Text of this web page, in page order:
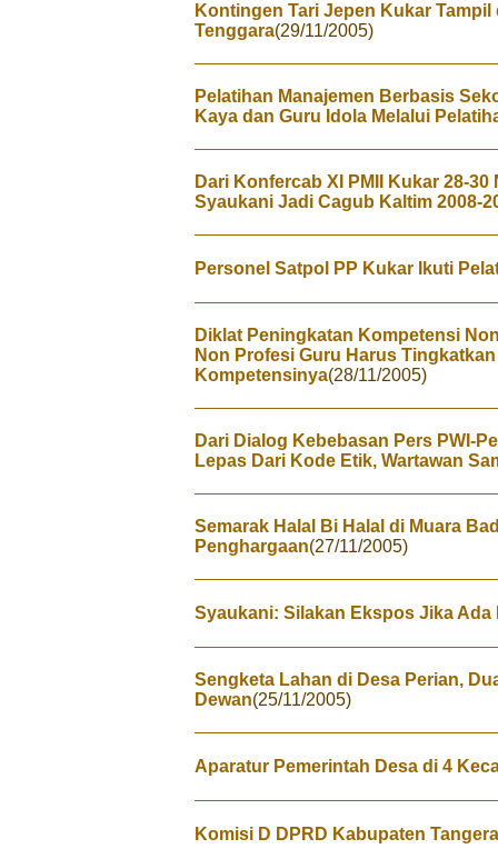
Kontingen Tari Jepen Kukar
Tenggara(29/11/2005)
Pelatihan Manajemen Berbasis
Kaya dan Guru Idola Melalui
Dari Konfercab XI PMII Kukar 28-
Syaukani Jadi Cagub Kaltim 2008-
Personel Satpol PP Kukar Ikuti
Diklat Peningkatan Kompetensi
Non Profesi Guru Harus
Kompetensinya(28/11/2005)
Dari Dialog Kebebasan Pers PWI-
Lepas Dari Kode Etik, Wartawan
Semarak Halal Bi Halal di Muara
Penghargaan(27/11/2005)
Syaukani: Silakan Ekspos Jika Ada
Sengketa Lahan di Desa Perian,
Dewan(25/11/2005)
Aparatur Pemerintah Desa di 4
Komisi D DPRD Kabupaten